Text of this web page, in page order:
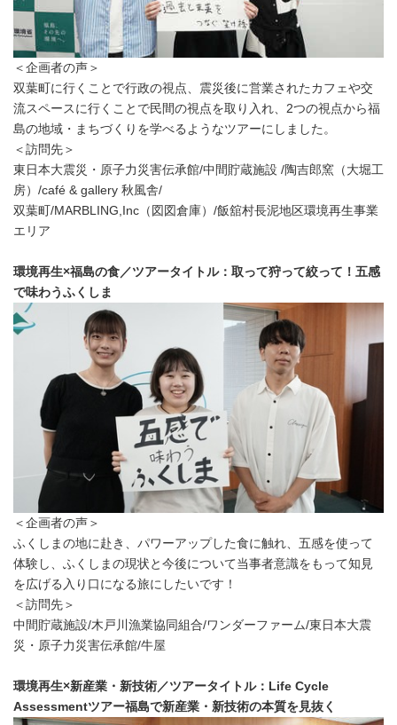
＜企画者の声＞
双葉町に行くことで行政の視点、震災後に営業されたカフェや交
流スペースに行くことで民間の視点を取り入れ、2つの視点から福
島の地域・まちづくりを学べるようなツアーにしました。
＜訪問先＞
東日本大震災・原子力災害伝承館/中間貯蔵施設 /陶吉郎窯（大堀工
房）/café & gallery 秋風舎/
双葉町/MARBLING,Inc（図図倉庫）/飯舘村長泥地区環境再生事業
エリア
環境再生×福島の食／ツアータイトル：取って狩って絞って！五感
で味わうふくしま
＜企画者の声＞
ふくしまの地に赴き、パワーアップした食に触れ、五感を使って
体験し、ふくしまの現状と今後について当事者意識をもって知見
を広げる入り口になる旅にしたいです！
＜訪問先＞
中間貯蔵施設/木戸川漁業協同組合/ワンダーファーム/東日本大震
災・原子力災害伝承館/牛屋
環境再生×新産業・新技術／ツアータイトル：Life Cycle
Assessmentツアー福島で新産業・新技術の本質を見抜く